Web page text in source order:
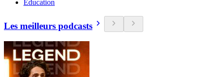
Education
Les meilleurs podcasts